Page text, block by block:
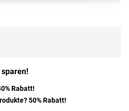
Rabatt!
50% Rabatt!